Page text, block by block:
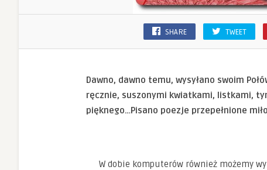
SHARE TWEET
Dawno, dawno temu, wysyłano swoim
ręcznie, suszonymi kwiatkami, listkami,
pięknego…Pisano poezje przepełnione
W dobie komputerów również możemy